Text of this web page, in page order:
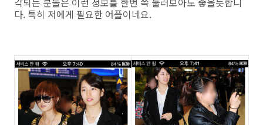
다. 특히 저에게 필요한 어플이네요.